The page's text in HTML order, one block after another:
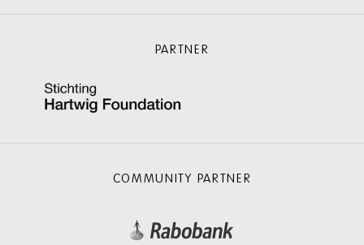
PARTNER
COMMUNITY PARTNER